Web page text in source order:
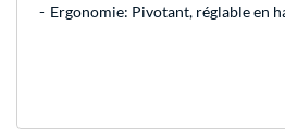
Ergonomie: Pivotant, réglable en